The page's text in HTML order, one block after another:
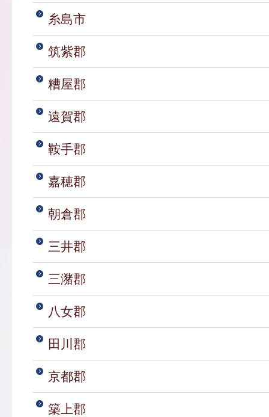
糸島市
筑紫郡
糟屋郡
遠賀郡
鞍手郡
嘉穂郡
朝倉郡
三井郡
三潴郡
八女郡
田川郡
京都郡
築上郡